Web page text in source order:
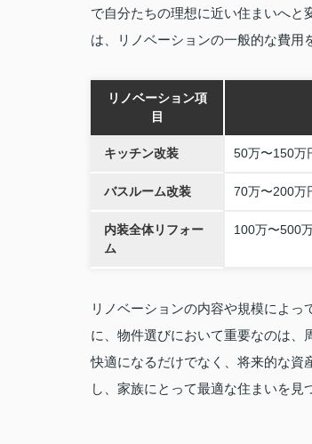
で自分たちの理想に近い住まいへ
は、リノベーションの一般的な費用
リノベーション項
目
キッチン改装 50万〜150万
バスルーム改装 70万〜200万
内装全体リフォー
ム
100万〜500
リノベーションの内容や規模によ
に、物件選びにおいて重要なのは
快適になるだけでなく、将来的な資
し、家族にとって最適な住まいを見